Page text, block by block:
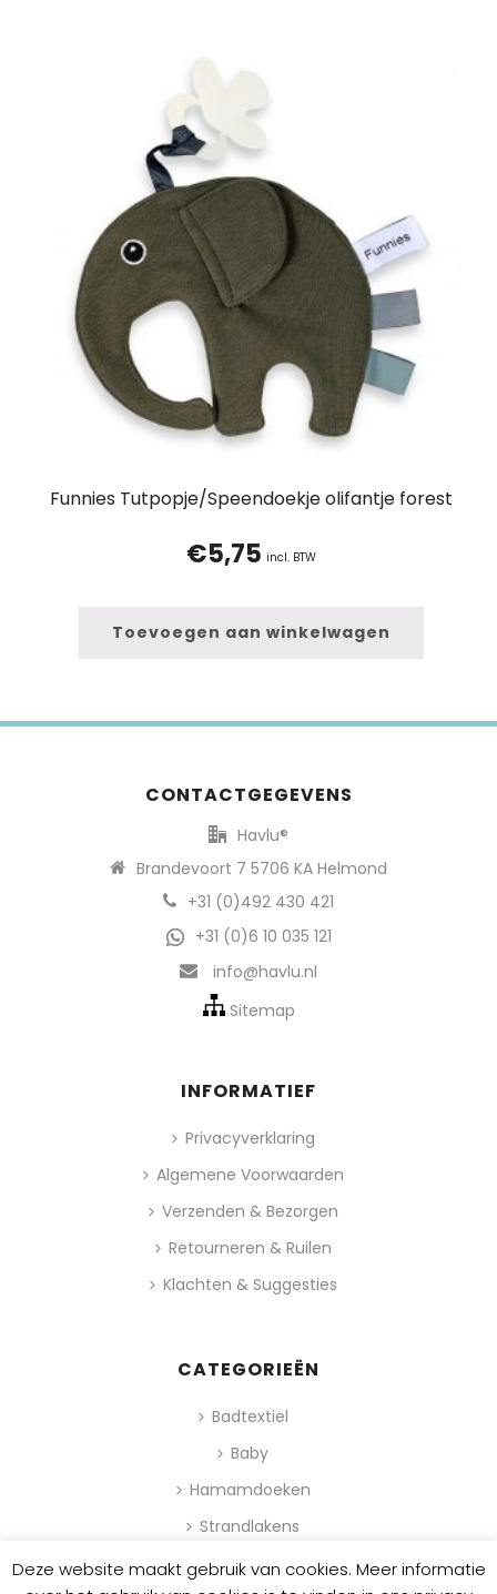
Funnies Tutpopje/Speendoekje olifantje forest
€5,75 incl. BTW
Toevoegen aan winkelwagen
CONTACTGEGEVENS
Havlu®
Brandevoort 7 5706 KA Helmond
+31 (0)492 430 421
+31 (0)6 10 035 121
info@havlu.nl
Sitemap
INFORMATIEF
Privacyverklaring
Algemene Voorwaarden
Verzenden & Bezorgen
Retourneren & Ruilen
Klachten & Suggesties
CATEGORIEËN
Badtextiel
Baby
Hamamdoeken
Strandlakens
Deze website maakt gebruik van cookies. Meer informatie